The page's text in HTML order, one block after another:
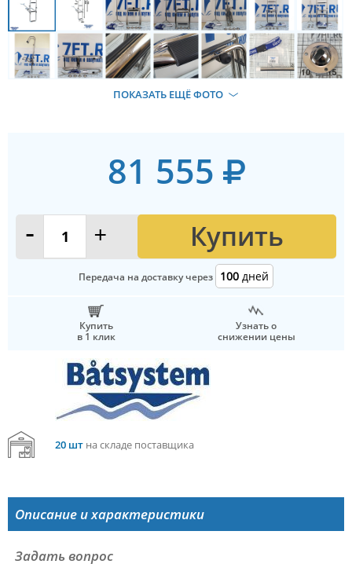
ПОКАЗАТЬ ЕЩЁ ФОТО
81 555
- + Купить
Передача на доставку через 100 дней
Купить
в 1 клик
Узнать о
снижении цены
20 штна складе поставщика
Описание и характеристики
Задать вопрос